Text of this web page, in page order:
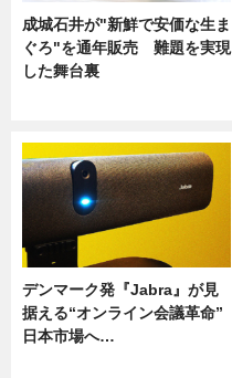
成城石井が"新鮮で安価な生ま
ぐろ"を通年販売 難題を実現
した舞台裏
デンマーク発『Jabra』が見
据える“オンライン会議革命”
日本市場へ…